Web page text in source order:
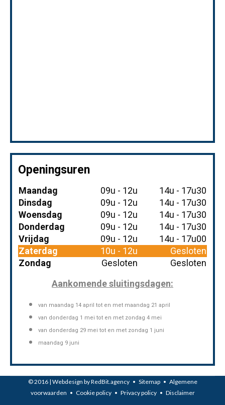
Openingsuren
Maandag 09u - 12u
14u - 17u30
Dinsdag
09u - 12u
14u - 17u30
Woensdag
09u - 12u
14u - 17u30
Donderdag
09u - 12u
14u - 17u30
Vrijdag
09u - 12u
14u - 17u00
Zaterdag
10u - 12u
Gesloten
Zondag
Gesloten
Gesloten
Aankomende sluitingsdagen:
van maandag 14 april tot en met maandag 21 april
van donderdag 1 mei tot en met zondag 4 mei
van donderdag 29 mei tot en met zondag 1 juni
maandag 9 juni
© 2016 | Webdesign byRedBit.agency• Sitemap• Algemene
voorwaarden • Cookie policy• Privacy policy• Disclaimer